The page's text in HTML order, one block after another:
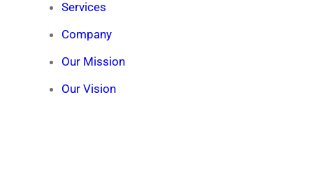
Services
Company
Our Mission
Our Vision